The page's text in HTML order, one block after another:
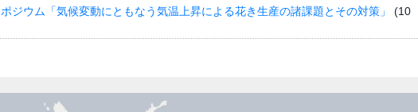
ジウム「気候変動にともなう気温上昇による花き生産の諸課題とその対策」
(10